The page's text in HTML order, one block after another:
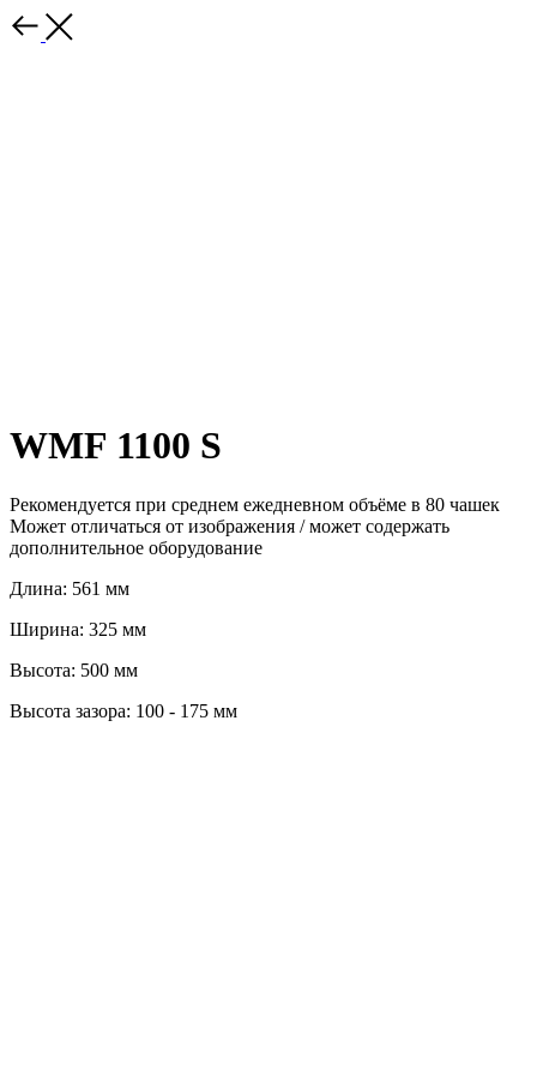
WMF 1100 S
Рекомендуется при среднем ежедневном объёме в 80 чашек
Может отличаться от изображения / может содержать
дополнительное оборудование
Длина: 561 мм
Ширина: 325 мм
Высота: 500 мм
Высота зазора: 100 - 175 мм